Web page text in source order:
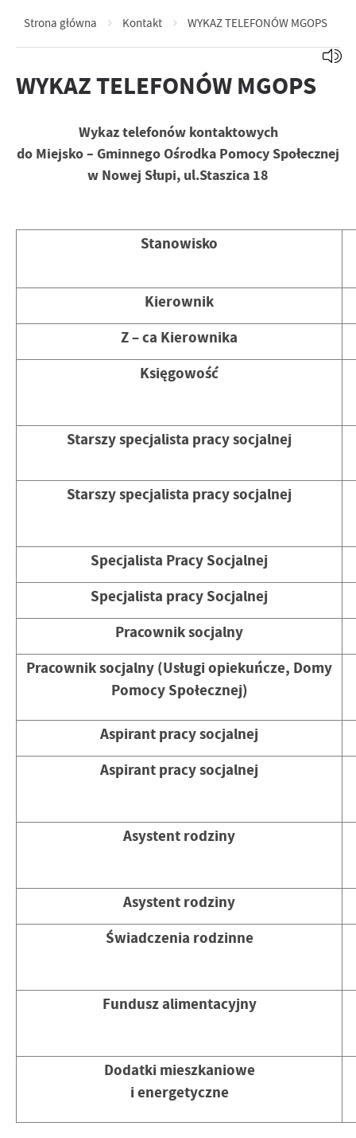
Strona główna Kontakt WYKAZ TELEFONÓW MGOPS
WYKAZ TELEFONÓW MGOPS
Wykaz telefonów kontaktowych
do Miejsko – Gminnego Ośrodka Pomocy Społecznej
w Nowej Słupi, ul.Staszica 18
Stanowisko
Kierownik
Z – ca Kierownika
Księgowość
Starszy specjalista pracy socjalnej
Starszy specjalista pracy socjalnej
Specjalista Pracy Socjalnej
Specjalista pracy Socjalnej
Pracownik socjalny
Pracownik socjalny (Usługi opiekuńcze, Domy
Pomocy Społecznej)
Aspirant pracy socjalnej
Aspirant pracy socjalnej
Asystent rodziny
Asystent rodziny
Świadczenia rodzinne
Fundusz alimentacyjny
Dodatki mieszkaniowe
i energetyczne